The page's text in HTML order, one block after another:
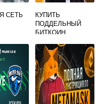
СЕТЬ
КУПИТЬ
ПОДДЕЛЬНЫЙ
БИТКОИН